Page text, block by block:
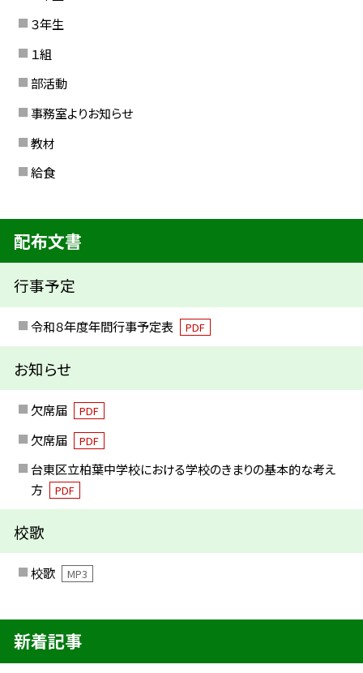
３年生
１組
部活動
事務室よりお知らせ
教材
給食
配布文書
行事予定
令和８年度年間行事予定表 PDF
お知らせ
欠席届 PDF
欠席届 PDF
台東区立柏葉中学校における学校のきまりの基本的な考え
方
PDF
校歌
校歌 MP3
新着記事